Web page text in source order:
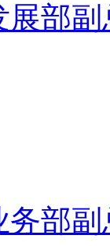
展部
部